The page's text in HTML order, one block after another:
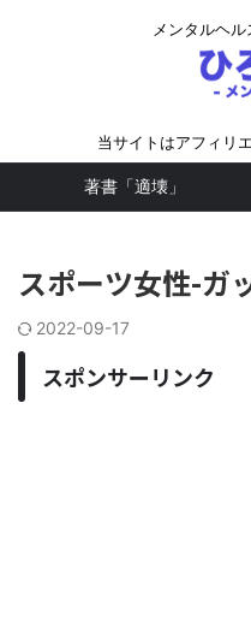
メンタルヘ
当サイトはアフィリ
著書「適壊」
スポーツ女性-ガ
2022-09-17
スポンサーリンク